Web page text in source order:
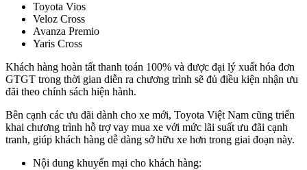
Toyota Vios
Veloz Cross
Avanza Premio
Yaris Cross
Khách hàng hoàn tất thanh toán 100% và được đại lý xuất hóa đơn
GTGT trong thời gian diễn ra chương trình sẽ đủ điều kiện nhận ưu
đãi theo chính sách hiện hành.
Bên cạnh các ưu đãi dành cho xe mới, Toyota Việt Nam cũng triển
khai chương trình hỗ trợ vay mua xe với mức lãi suất ưu đãi cạnh
tranh, giúp khách hàng dễ dàng sở hữu xe hơn trong giai đoạn này.
Nội dung khuyến mại cho khách hàng: